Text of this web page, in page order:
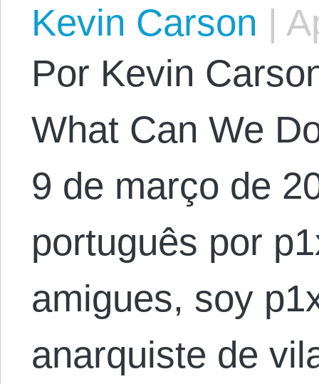
Kevin Carson |
Por Kevin
What Can We
9 de março de
português por
amigues, soy
anarquiste de